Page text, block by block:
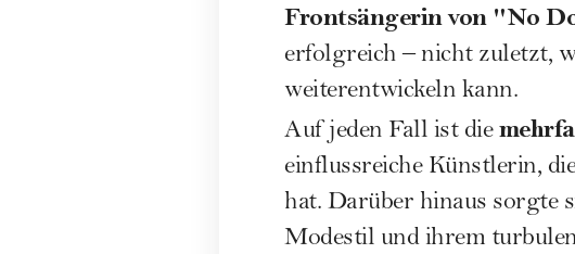
Frontsängerin von "No
erfolgreich – nicht zuletzt,
weiterentwickeln kann.
Auf jeden Fall ist die
einflussreiche Künstlerin,
hat. Darüber hinaus sorgte
Modestil und ihrem